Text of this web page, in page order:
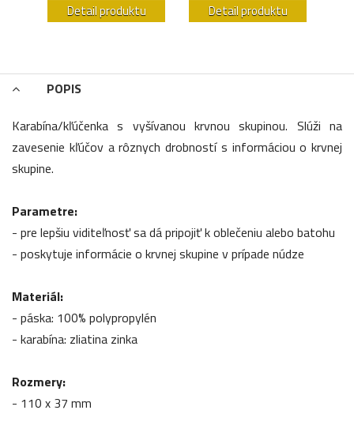
Detail produktu Detail produktu
POPIS
Karabína/kľúčenka s vyšívanou krvnou skupinou. Slúži na
zavesenie kľúčov a rôznych drobností s informáciou o krvnej
skupine.
Parametre:
- pre lepšiu viditeľnosť sa dá pripojiť k oblečeniu alebo batohu
- poskytuje informácie o krvnej skupine v prípade núdze
Materiál:
- páska: 100% polypropylén
- karabína: zliatina zinka
Rozmery:
- 110 x 37 mm